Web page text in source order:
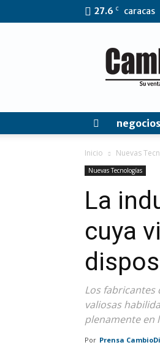
27.6 C caracas
negocios
Inicio Nuevas
Nuevas Tecnologías
La
cuya
Los
valiosas
plenamente en
Por Prensa